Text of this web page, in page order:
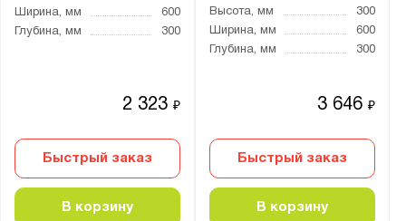
Ширина, мм
600
Глубина, мм
300
2 323₽
Быстрый заказ
В корзину
Высота, мм
300
Ширина, мм
600
Глубина, мм
300
3 646₽
Быстрый заказ
В корзину